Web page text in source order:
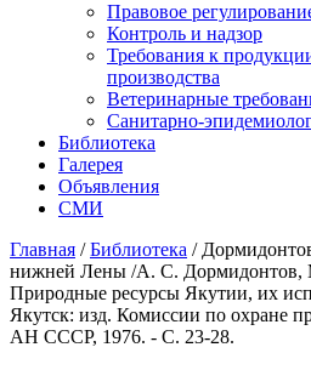
Правовое
Контроль и надзор
Требования к
производства
Ветеринарные
Санитарно-
Библиотека
Галерея
Объявления
СМИ
Главная /Библиотека /
нижней Лены /А. С.
Природные ресурсы Якутии, их
Якутск: изд. Комиссии по охране
АН СССР, 1976. - С. 23-28.